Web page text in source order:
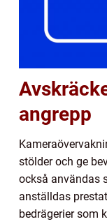
angrepp
stölder och ge
också användas
anställdas
bedrägerier som